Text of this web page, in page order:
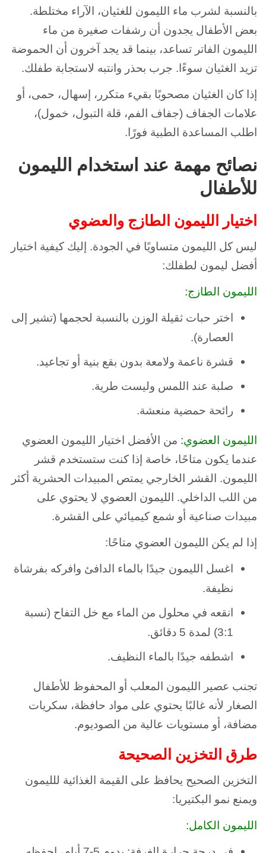
بالنسبة لشرب ماء الليمون للغثيان، الآراء مختلطة.
بعض الأطفال يجدون أن رشفات صغيرة من ماء
الليمون الفاتر تساعد، بينما قد يجد آخرون أن الحموضة
تزيد الغثيان سوءًا. جرب بحذر وانتبه لاستجابة طفلك.
إذا كان الغثيان مصحوبًا بقيء متكرر، إسهال، حمى، أو
علامات الجفاف (جفاف الفم، قلة التبول، خمول)،
اطلب المساعدة الطبية فورًا.
نصائح مهمة عند استخدام الليمون
للأطفال
اختيار الليمون الطازج والعضوي
ليس كل الليمون متساويًا في الجودة. إليك كيفية اختيار
أفضل ليمون لطفلك:
الليمون الطازج:
اختر حبات ثقيلة الوزن بالنسبة لحجمها (تشير إلى
العصارة).
قشرة ناعمة ولامعة بدون بقع بنية أو تجاعيد.
صلبة عند اللمس وليست طرية.
رائحة حمضية منعشة.
الليمون العضوي: من الأفضل اختيار الليمون العضوي
عندما يكون متاحًا، خاصة إذا كنت ستستخدم قشر
الليمون. القشر الخارجي يمتص المبيدات الحشرية أكثر
من اللب الداخلي. الليمون العضوي لا يحتوي على
مبيدات صناعية أو شمع كيميائي على القشرة.
إذا لم يكن الليمون العضوي متاحًا:
اغسل الليمون جيدًا بالماء الدافئ وافركه بفرشاة
نظيفة.
انقعه في محلول من الماء مع خل التفاح (نسبة
3:1) لمدة 5 دقائق.
اشطفه جيدًا بالماء النظيف.
تجنب عصير الليمون المعلب أو المحفوظ للأطفال
الصغار لأنه غالبًا يحتوي على مواد حافظة، سكريات
مضافة، أو مستويات عالية من الصوديوم.
طرق التخزين الصحيحة
التخزين الصحيح يحافظ على القيمة الغذائية للليمون
ويمنع نمو البكتيريا:
الليمون الكامل: